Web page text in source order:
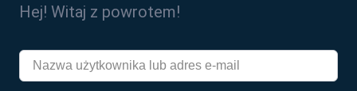
Hej! Witaj z powrotem!